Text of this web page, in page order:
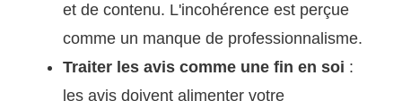
et de contenu. L'incohérence est perçue
comme un manque de professionnalisme.
Traiter les avis comme une fin en soi :
les avis doivent alimenter votre